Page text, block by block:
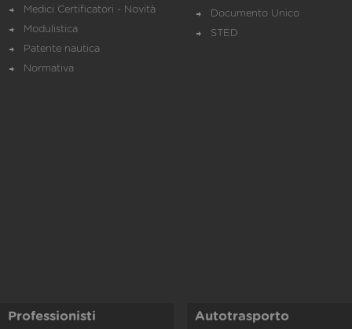
Medici Certificatori - Novità
Modulistica
Patente nautica
Normativa
Documento Unico
STED
Professionisti Autotrasporto